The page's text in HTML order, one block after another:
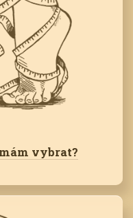
vybrat?